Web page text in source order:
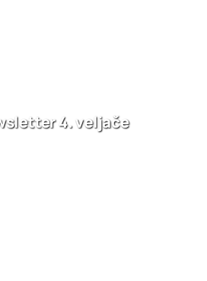
4. veljače